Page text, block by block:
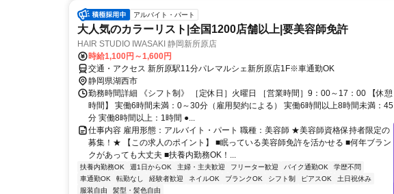
アルバイト・パート
大人気のカラーリスト|全国1200店舗以上|要美容師免許
HAIR STUDIO IWASAKI 静岡新所原店
時給1,100円～1,600円
交通・アクセス 新所原駅11分パレマルシェ新所原店1F※車通勤OK
静岡県湖西市
勤務時間詳細 《シフト制》 ［定休日］火曜日 ［営業時間］9：00～17：00 【休憩
時間】 実働6時間未満：0～30分（雇用契約による） 実働6時間以上8時間未満：45
分 実働8時間以上：1時間 ●...
仕事内容 雇用形態：アルバイト・パート 職種：美容師 ★美容師資格保持者限定の
募集！★ 【この求人のポイント】 ■眠っている美容師免許を活かせる ■何年ブラン
クがあっても大丈夫 ■扶養内勤務OK！...
扶養内勤務OK 週1日からOK 主婦・主夫歓迎 フリーター歓迎 バイク通勤OK
学歴不問
車通勤OK
転勤なし 経験者歓迎 ネイルOK ブランクOK シフト制 ピアスOK
土日祝休み
服装自由
髪型・髪色自由